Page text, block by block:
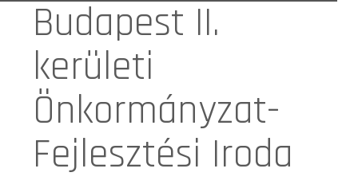
Budapest II.
kerületi
Önkormányzat-
Fejlesztési Iroda